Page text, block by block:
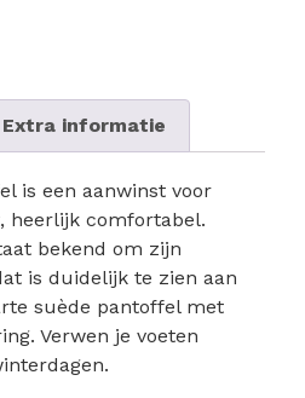
Extra informatie
is een aanwinst voor
heerlijk comfortabel.
bekend om zijn
is duidelijk te zien aan
suède pantoffel met
Verwen je voeten